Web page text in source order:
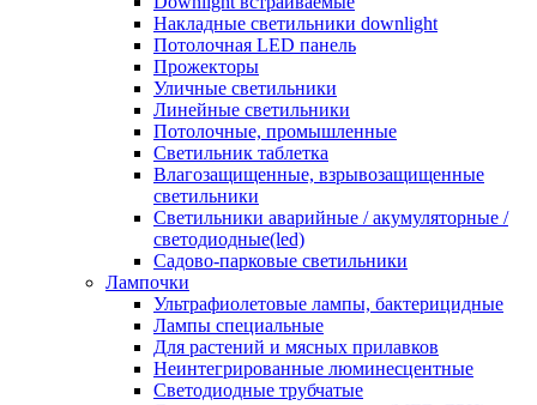
Накладные светильники downlight
Потолочная LED панель
Прожекторы
Уличные светильники
Линейные светильники
Потолочные, промышленные
Светильник таблетка
Влагозащищенные, взрывозащищенные
светильники
Светильники аварийные / акумуляторные /
светодиодные(led)
Садово-парковые светильники
Лампочки
Ультрафиолетовые лампы, бактерицидные
Лампы специальные
Для растений и мясных прилавков
Неинтегрированные люминесцентные
Светодиодные трубчатые